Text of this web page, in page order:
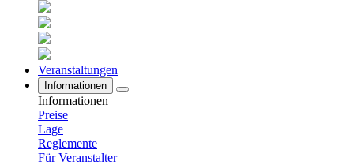
Veranstaltungen
Informationen
Informationen
Preise
Lage
Reglemente
Für Veranstalter